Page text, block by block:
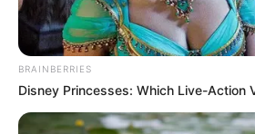
BRAINBERRIES
Disney Princesses: Which Live-Action